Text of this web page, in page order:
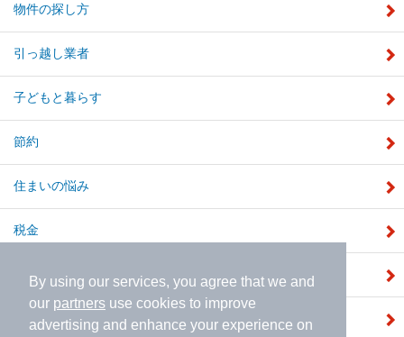
By using our services, you agree that we and
our partners use cookies to improve
advertising and enhance your experience on
物件の探し方
引っ越し業者
子どもと暮らす
節約
住まいの悩み
税金
補助金
注文住宅